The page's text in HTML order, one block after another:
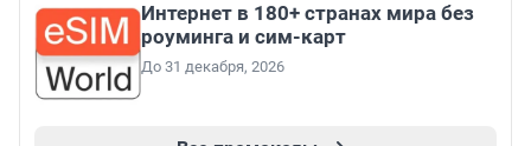
Интернет в 180+ странах мира без
роуминга и сим-карт
До 31 декабря, 2026